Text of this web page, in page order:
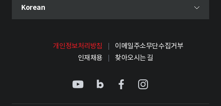
언어 선택 메뉴 열기
현재 선택된 언어
Korean
개인정보처리방침
이메일주소무단수집거부
인재채용
찾아오시는 길